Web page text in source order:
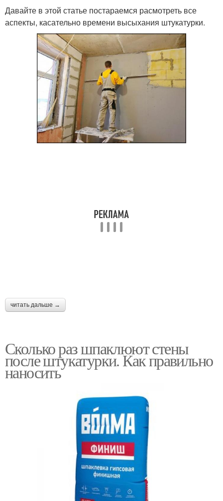
Давайте в этой статье постараемся расмотреть все
аспекты, касательно времени высыхания штукатурки.
читать дальше →
Сколько раз шпаклюют стены
после штукатурки. Как правильно
наносить